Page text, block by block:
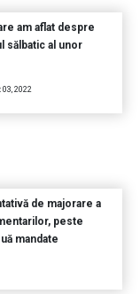
am aflat despre
sălbatic al unor
03, 2022
de majorare a
peste
mandate